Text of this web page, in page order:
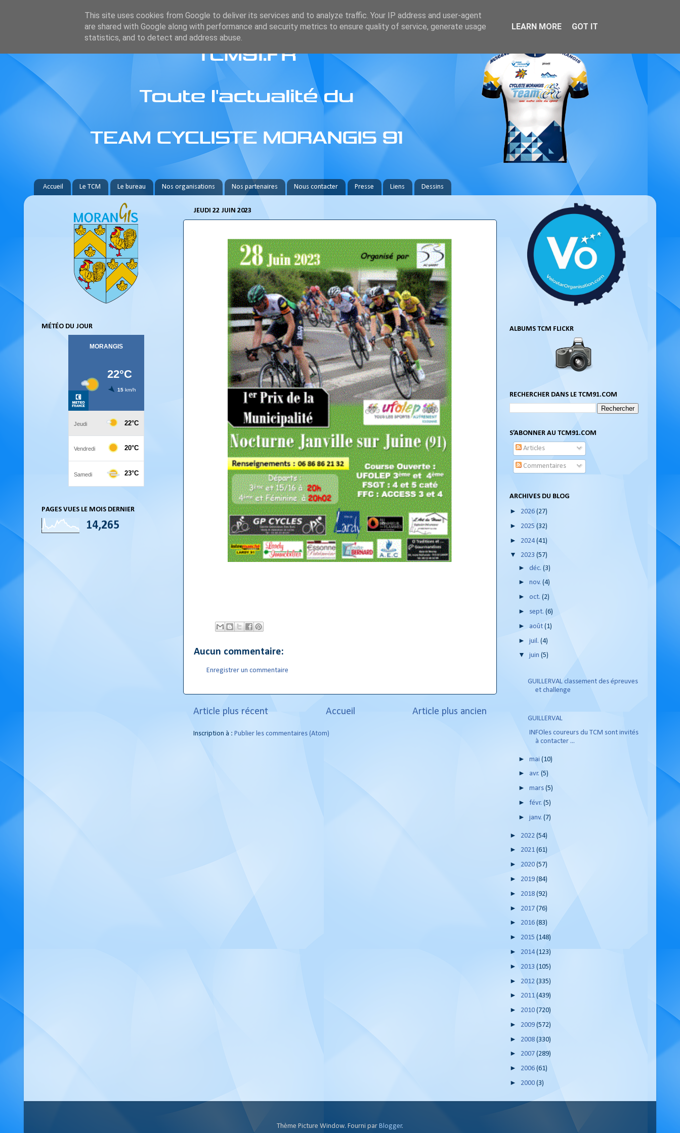
Accueil Le TCM Le bureau Nos organisations Nos partenaires Nous contacter Presse Liens Dessins
JEUDI 22 JUIN 2023
Aucun commentaire:
Enregistrer un commentaire
Article plus récent Article plus ancien
Accueil
Inscription à : Publier les commentaires (Atom)
MÉTÉO DU JOUR
PAGES VUES LE MOIS DERNIER
14,265
ALBUMS TCM FLICKR
RECHERCHER DANS LE TCM91.COM
S’ABONNER AU TCM91.COM
Articles
Commentaires
ARCHIVES DU BLOG
► 2026 (27)
► 2025 (32)
► 2024(41)
▼ 2023 (57)
►déc.(3)
►nov.(4)
►oct.(2)
► sept.(6)
► août(1)
►juil.(4)
▼juin(5)
GUILLERVAL classement des épreuves
et challenge
GUILLERVAL
INFOles coureurs du TCM sont invités
à contacter ...
►mai(10)
► avr.(5)
►mars(5)
►févr.(5)
►janv.(7)
► 2022 (54)
► 2021 (61)
► 2020 (57)
► 2019 (84)
► 2018 (92)
► 2017 (76)
► 2016 (83)
► 2015 (148)
► 2014(123)
► 2013 (105)
► 2012 (335)
► 2011 (439)
► 2010 (720)
► 2009 (572)
► 2008 (330)
► 2007 (289)
► 2006 (61)
► 2000 (3)
Thème Picture Window. Fourni par Blogger.
This site uses cookies from Google to deliver its services and to analyze traffic. Your IP address and user-agent
are shared with Google along with performance and security metrics to ensure quality of service, generate usage
statistics, and to detect and address abuse.
LEARN MORE GOT IT